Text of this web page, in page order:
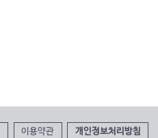
이용약관 개인정보처리방침